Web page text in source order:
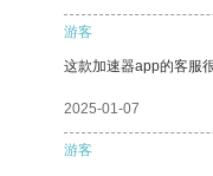
游客
这款加速器app的客服
2025-01-07
游客